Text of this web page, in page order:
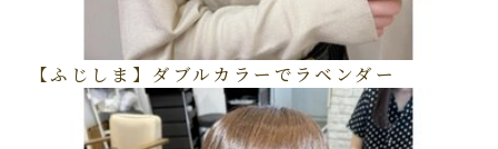
【ふじしま】ダブルカラーでラベンダー